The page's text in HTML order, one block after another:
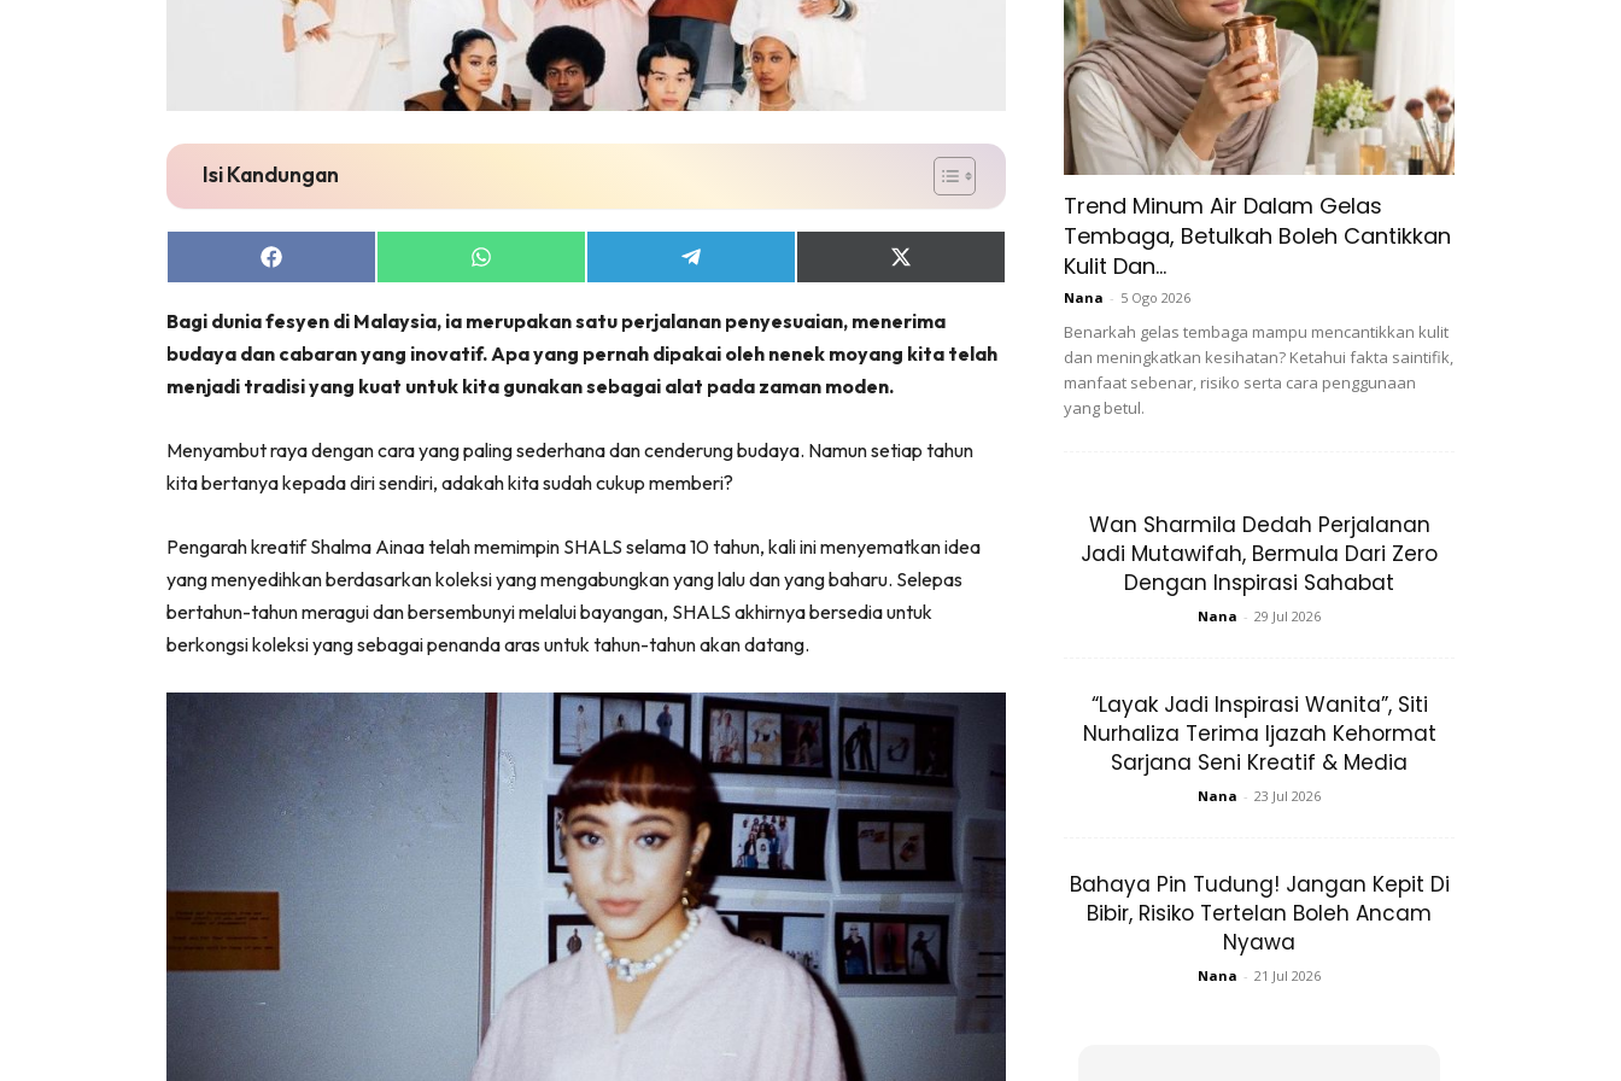
Isi Kandungan
Share
on
Share
on
Share
on
Share
on
(Twitter)
Bagi dunia fesyen di Malaysia, ia merupakan satu perjalanan penyesuaian, menerima
budaya dan cabaran yang inovatif. Apa yang pernah dipakai oleh nenek moyang kita telah
menjadi tradisi yang kuat untuk kita gunakan sebagai alat pada zaman moden.
Menyambut raya dengan cara yang paling sederhana dan cenderung budaya. Namun setiap tahun
kita bertanya kepada diri sendiri, adakah kita sudah cukup memberi?
Pengarah kreatif Shalma Ainaa telah memimpin SHALS selama 10 tahun, kali ini menyematkan idea
yang menyedihkan berdasarkan koleksi yang mengabungkan yang lalu dan yang baharu. Selepas
bertahun-tahun meragui dan bersembunyi melalui bayangan, SHALS akhirnya bersedia untuk
berkongsi koleksi yang sebagai penanda aras untuk tahun-tahun akan datang.
Trend Minum Air Dalam Gelas
Tembaga, Betulkah Boleh Cantikkan
Kulit Dan...
Nana - 5 Ogo 2026
Benarkah gelas tembaga mampu mencantikkan kulit
dan meningkatkan kesihatan? Ketahui fakta saintifik,
manfaat sebenar, risiko serta cara penggunaan
yang betul.
Wan Sharmila Dedah Perjalanan
Jadi Mutawifah, Bermula Dari Zero
Dengan Inspirasi Sahabat
Nana - 29 Jul 2026
“Layak Jadi Inspirasi Wanita”, Siti
Nurhaliza Terima Ijazah Kehormat
Sarjana Seni Kreatif & Media
Nana - 23 Jul 2026
Bahaya Pin Tudung! Jangan Kepit Di
Bibir, Risiko Tertelan Boleh Ancam
Nyawa
Nana - 21 Jul 2026